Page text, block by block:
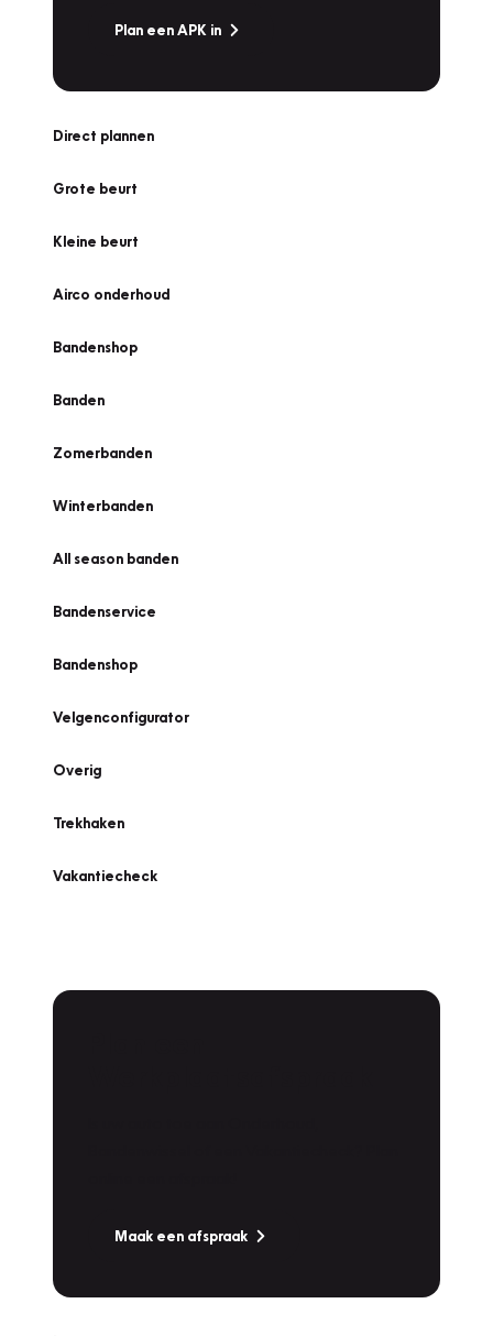
Plan een APK in
Direct plannen
Grote beurt
Kleine beurt
Airco onderhoud
Bandenshop
Banden
Zomerbanden
Winterbanden
All season banden
Bandenservice
Bandenshop
Velgenconfigurator
Overig
Trekhaken
Vakantiecheck
Maak een afspraak